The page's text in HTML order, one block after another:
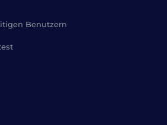
Benutzern